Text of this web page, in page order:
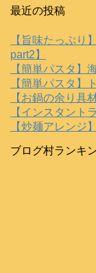
最近の投稿
【旨味たっぷり
part2】
【簡単パスタ】
【簡単パスタ】
【お鍋の余り具
【インスタント
【炒麺アレンジ】
ブログ村ランキ